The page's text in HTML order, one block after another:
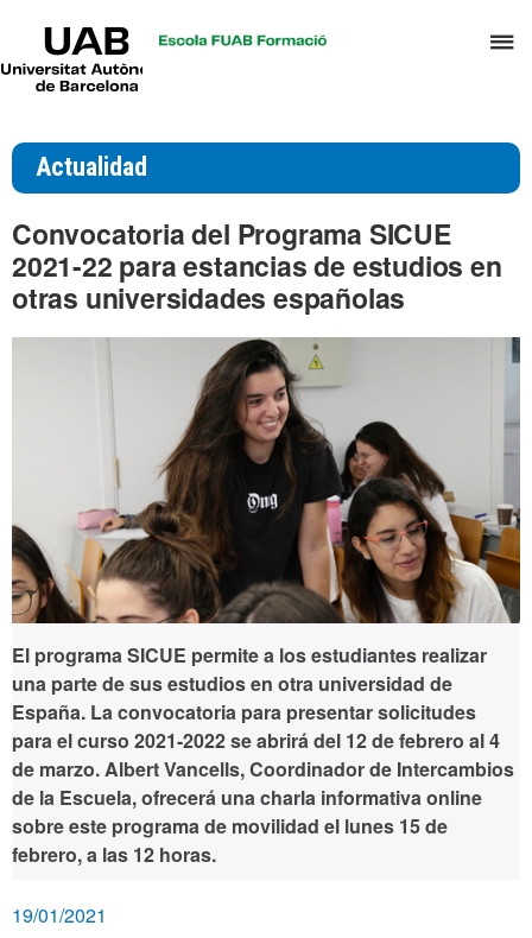
Universitat
Actualidad
Convocatoria del Programa SICUE
2021-22 para estancias de estudios en
otras universidades españolas
El programa SICUE permite a los estudiantes realizar
una parte de sus estudios en otra universidad de
España. La convocatoria para presentar solicitudes
para el curso 2021-2022 se abrirádel 12 de febrero al 4
de marzo. Albert Vancells, Coordinador de Intercambios
de la Escuela, ofrecerá una charla informativa online
sobre este programa de movilidad el lunes 15 de
febrero, a las 12 horas.
19/01/2021